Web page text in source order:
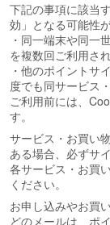
下記の事項に該当
効」となる可能性
・同一端末や同一
を複数回ご利用さ
・他のポイントサ
度でも同サービス
ご利用前には、
す。
サービス・お買い
ある場合、必ずサ
各サービス・お買
ください。
お申し込みやお買
どのメールは、ポ